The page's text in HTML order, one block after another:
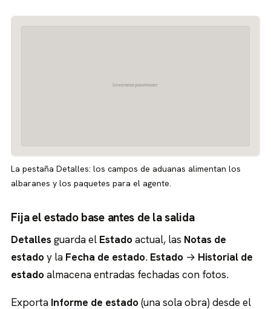
La pestaña Detalles: los campos de aduanas alimentan los
albaranes y los paquetes para el agente.
Fija el estado base antes de la salida
Detalles guarda el Estadoactual, las Notas de
estadoy la Fecha de estado. Estado → Historial de
estadoalmacena entradas fechadas con fotos.
Exporta Informe de estado(una sola obra) desde el